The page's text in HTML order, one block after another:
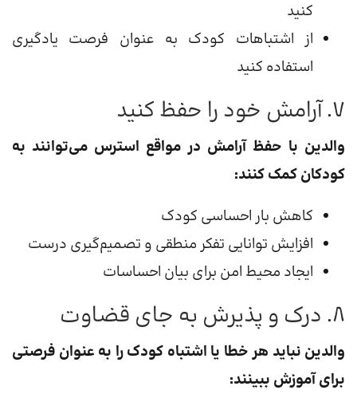
کنید
از اشتباهات کودک به عنوان فرصت یادگیری
استفاده کنید
۷. آرامش خود را حفظ کنید
والدین با حفظ آرامش در مواقع استرس می‌توانند به
کودکان کمک کنند:
کاهش بار احساسی کودک
افزایش توانایی تفکر منطقی و تصمیم‌گیری درست
ایجاد محیط امن برای بیان احساسات
۸. درک و پذیرش به جای قضاوت
والدین نباید هر خطا یا اشتباه کودک را به عنوان فرصتی
برای آموزش ببینند: